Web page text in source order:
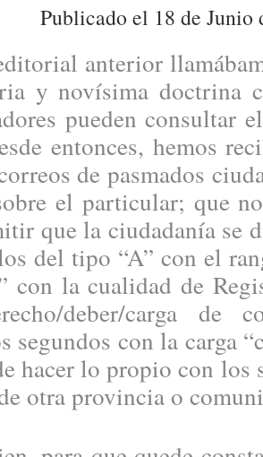
Publicado el 18 de Junio
anterior
y novísima doctrina
pueden consultar
entonces, hemos
de pasmados
el particular; que
que la ciudadanía se
del tipo “A” con el
con la cualidad de
deber/carga de
segundos con la carga
hacer lo propio con los
otra provincia o